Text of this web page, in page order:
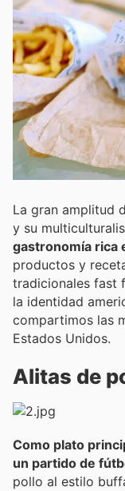
La gran amplitud
y su
gastronomía rica
productos y
tradicionales fast
la identidad
compartimos las
Estados Unidos.
Alitas de
Como plato
un partido de
pollo al estilo